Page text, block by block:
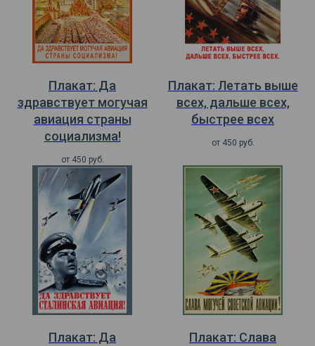
Плакат: Да
здравствует могучая
авиация страны
социализма!
от 450 руб.
Плакат: Летать выше
всех, дальше всех,
быстрее всех
от 450 руб.
Плакат: Да
Плакат: Слава